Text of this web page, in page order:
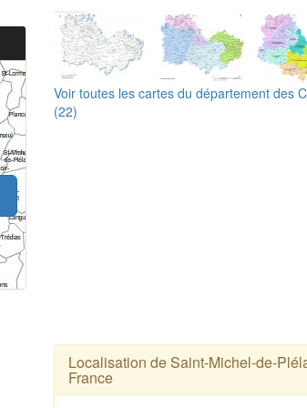
Voir toutes les cartes du département des
(22)
Localisation de Saint-Michel-de-
France